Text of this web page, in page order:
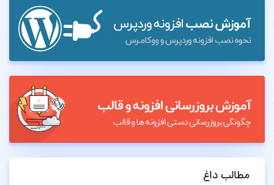
مطالب داغ